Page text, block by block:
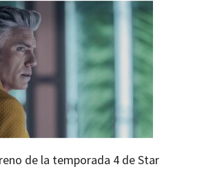
de la temporada 4 de Star